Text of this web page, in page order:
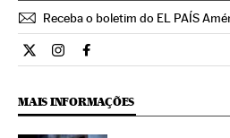
Receba o boletim do EL PAÍS
Cultura El País Brasil en Twitter
Cultura El País Brasil en
Cultura El País Brasil
MAIS INFORMAÇÕES